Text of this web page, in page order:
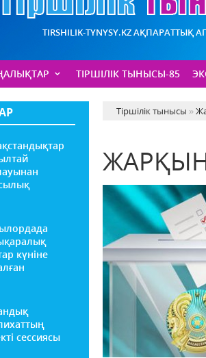
TIRSHILIK-TYNYSY.KZ АҚПАРАТТЫҚ
ТІРШІЛІК ТЫНЫСЫ-85
күніне
сессиясы
Тіршілік тынысы »